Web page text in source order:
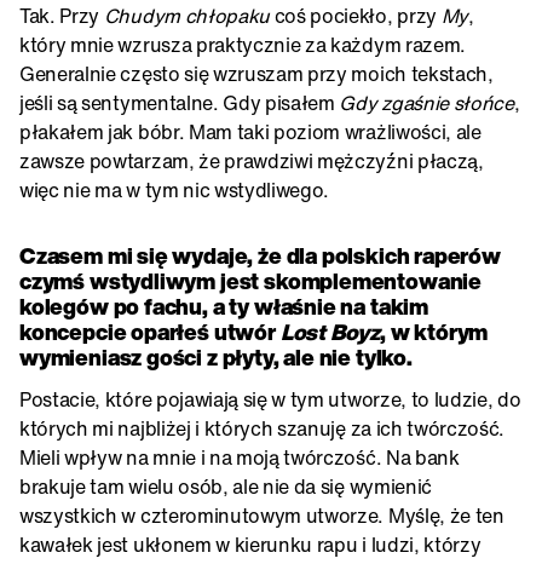
Tak. Przy Chudym chłopakucoś pociekło, przy My,
który mnie wzrusza praktycznie za każdym razem.
Generalnie często się wzruszam przy moich tekstach,
jeśli są sentymentalne. Gdy pisałem Gdy zgaśnie słońce,
płakałem jak bóbr. Mam taki poziom wrażliwości, ale
zawsze powtarzam, że prawdziwi mężczyźni płaczą,
więc nie ma w tym nic wstydliwego.
Czasem mi się wydaje, że dla polskich raperów
czymś wstydliwym jest skomplementowanie
kolegów po fachu, a ty właśnie na takim
koncepcie oparłeś utwórLost Boyz, w którym
wymieniasz gości z płyty, ale nie tylko.
Postacie, które pojawiają się w tym utworze, to ludzie, do
których mi najbliżej i których szanuję za ich twórczość.
Mieli wpływ na mnie i na moją twórczość. Na bank
brakuje tam wielu osób, ale nie da się wymienić
wszystkich w czterominutowym utworze. Myślę, że ten
kawałek jest ukłonem w kierunku rapu i ludzi, którzy